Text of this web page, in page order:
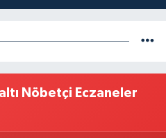
Nöbetçi Eczaneler